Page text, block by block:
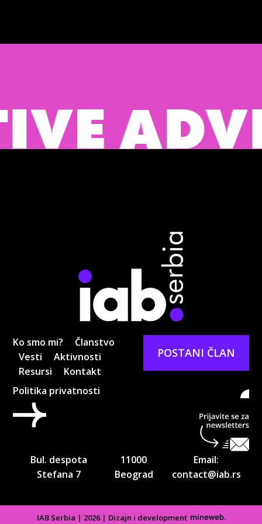
Ko smo mi?
Članstvo
Vesti
Aktivnosti
Resursi
Kontakt
Politika privatnosti
POSTANI ČLAN
Bul. despota
Stefana 7
11000
Beograd
Email:
contact@iab.rs
IAB Serbia | 2026 | Dizajn i development